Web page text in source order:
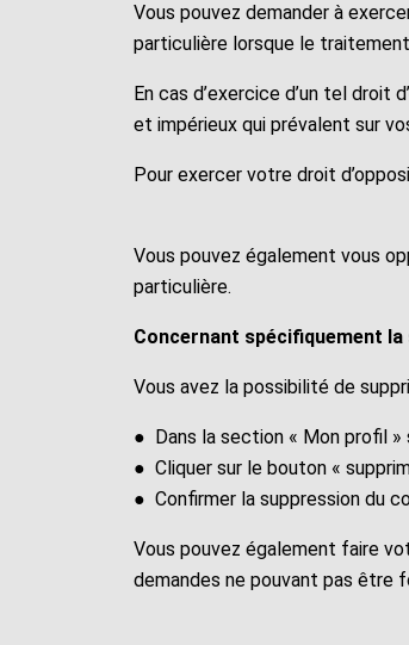
Vous pouvez demander à
particulière lorsque le
En cas d’exercice d’un tel
et impérieux qui prévalent sur
Pour exercer votre droit
Vous pouvez également vous
particulière.
Concernant spécifiquement
Vous avez la possibilité de
● Dans la section « Mon profil »
● Cliquer sur le bouton «
● Confirmer la suppression du
Vous pouvez également faire
demandes ne pouvant pas être